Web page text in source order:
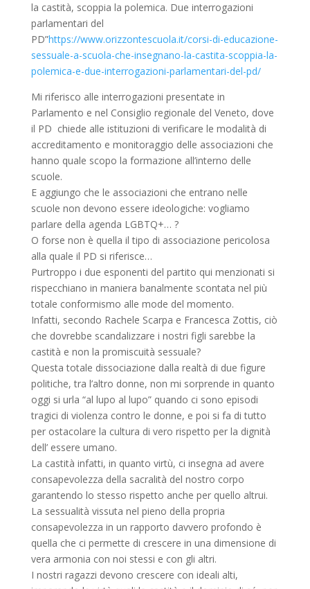
la castità, scoppia la polemica. Due interrogazioni
parlamentari del
PD”https://www.orizzontescuola.it/corsi-di-educazione-
sessuale-a-scuola-che-insegnano-la-castita-scoppia-la-
polemica-e-due-interrogazioni-parlamentari-del-pd/
Mi riferisco alle interrogazioni presentate in
Parlamento e nel Consiglio regionale del Veneto, dove
il PD chiede alle istituzioni di verificare le modalità di
accreditamento e monitoraggio delle associazioni che
hanno quale scopo la formazione all’interno delle
scuole.
E aggiungo che le associazioni che entrano nelle
scuole non devono essere ideologiche: vogliamo
parlare della agenda LGBTQ+… ?
O forse non è quella il tipo di associazione pericolosa
alla quale il PD si riferisce…
Purtroppo i due esponenti del partito qui menzionati si
rispecchiano in maniera banalmente scontata nel più
totale conformismo alle mode del momento.
Infatti, secondo Rachele Scarpa e Francesca Zottis, ciò
che dovrebbe scandalizzare i nostri figli sarebbe la
castità e non la promiscuità sessuale?
Questa totale dissociazione dalla realtà di due figure
politiche, tra l’altro donne, non mi sorprende in quanto
oggi si urla “al lupo al lupo” quando ci sono episodi
tragici di violenza contro le donne, e poi si fa di tutto
per ostacolare la cultura di vero rispetto per la dignità
dell’ essere umano.
La castità infatti, in quanto virtù, ci insegna ad avere
consapevolezza della sacralità del nostro corpo
garantendo lo stesso rispetto anche per quello altrui.
La sessualità vissuta nel pieno della propria
consapevolezza in un rapporto davvero profondo è
quella che ci permette di crescere in una dimensione di
vera armonia con noi stessi e con gli altri.
I nostri ragazzi devono crescere con ideali alti,